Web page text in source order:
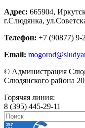
Адрес: 665904,
г.Слюдянка,
Телефон: +7 (90877) 9-
Email:
© Администрация
Слюдянского района
Горячяя линия:
8 (395) 445-29-11